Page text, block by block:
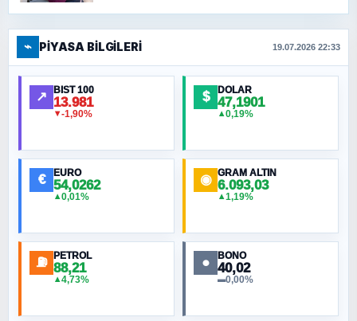
⌁ PIYASA BILGILERI 19.07.2026 22:33
↗ BIST 100
13.981
▼-1,90%
$ DOLAR
47,1901
▲0,19%
€ EURO
54,0262
▲0,01%
◉ GRAM ALTIN
6.093,03
▲1,19%
⛽ PETROL
88,21
▲4,73%
● BONO
40,02
▬0,00%